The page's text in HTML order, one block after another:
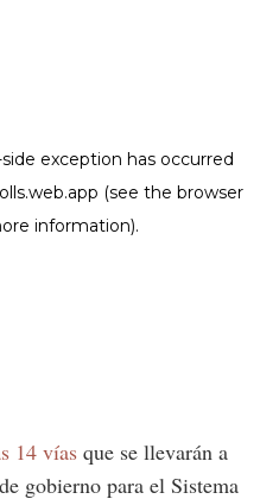
14 vías que se llevarán a
gobierno para el Sistema